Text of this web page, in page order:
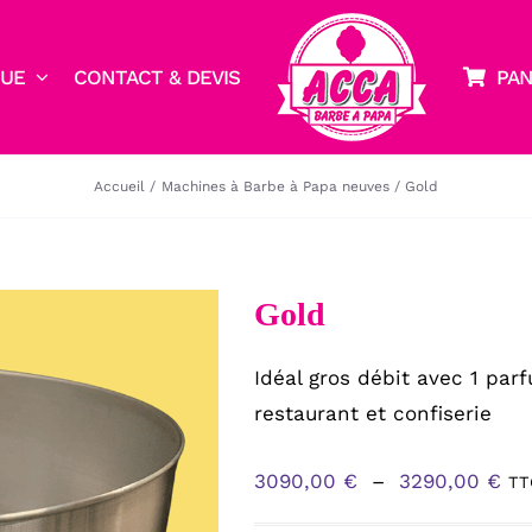
CONTACT & DEVIS
Accueil Machines à Barbe à Papa neuves Gold
Gold
Idéal gros débit avec 1
restaurant et confiserie
3090,00 € – 3290,00 €